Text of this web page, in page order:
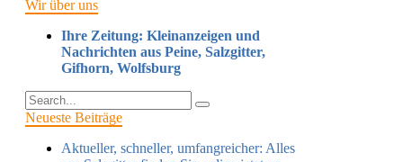
Wir über uns
Ihre Zeitung: Kleinanzeigen und
Nachrichten aus Peine, Salzgitter,
Gifhorn, Wolfsburg
Neueste Beiträge
Aktueller, schneller, umfangreicher: Alles